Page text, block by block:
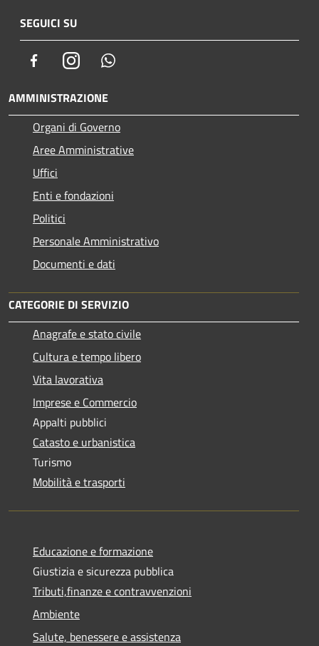
SEGUICI SU
FacebookInstagram
AMMINISTRAZIONE
Organi di Governo
Aree Amministrative
Uffici
Enti e fondazioni
Politici
Personale Amministrativo
Documenti e dati
CATEGORIE DI SERVIZIO
Anagrafe e stato civile
Cultura e tempo libero
Vita lavorativa
Imprese e Commercio
Appalti pubblici
Catasto e urbanistica
Turismo
Mobilità e trasporti
Educazione e formazione
Giustizia e sicurezza pubblica
Tributi,finanze e contravvenzioni
Ambiente
Salute, benessere e assistenza